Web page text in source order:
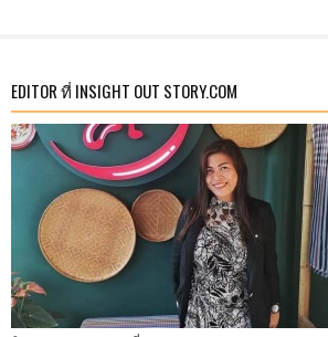
EDITOR ที่ INSIGHT OUT STORY.COM